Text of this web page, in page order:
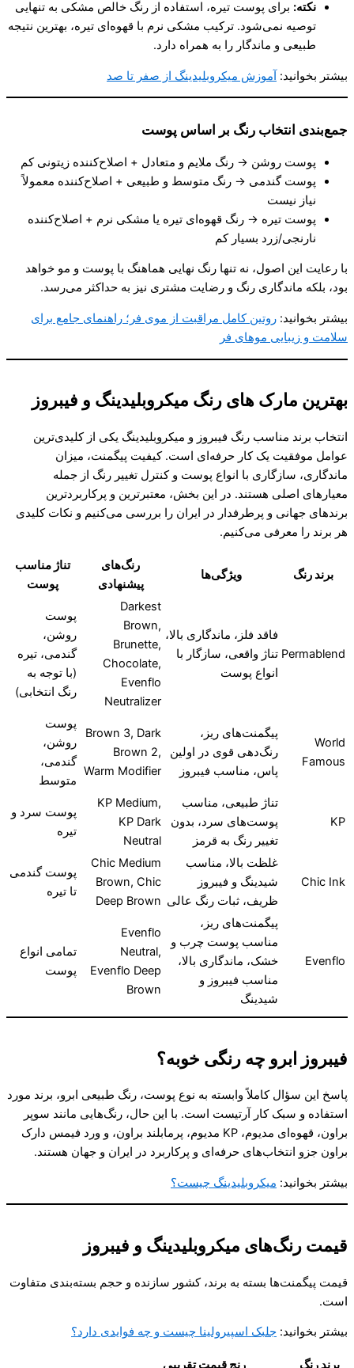
نکته:برای پوست تیره، استفاده از رنگ خالص مشکی به تنهایی
توصیه نمی‌شود. ترکیب مشکی نرم با قهوه‌ای تیره، بهترین نتیجه
طبیعی و ماندگار را به همراه دارد.
بیشتر بخوانید:آموزش میکروبلیدینگ از صفر تا صد
جمع‌بندی انتخاب رنگ بر اساس پوست
پوست روشن → رنگ ملایم و متعادل + اصلاح‌کننده زیتونی کم
پوست گندمی → رنگ متوسط و طبیعی + اصلاح‌کننده معمولاً
نیاز نیست
پوست تیره → رنگ قهوه‌ای تیره یا مشکی نرم + اصلاح‌کننده
نارنجی/زرد بسیار کم
با رعایت این اصول، نه ‌تنها رنگ نهایی هماهنگ با پوست و مو خواهد
بود، بلکه ماندگاری رنگ و رضایت مشتری نیز به حداکثر می‌رسد.
بیشتر بخوانید:روتین کامل مراقبت از موی فر؛ راهنمای جامع برای
سلامت و زیبایی موهای فر
بهترین مارک های رنگ میکروبلیدینگ و فیبروز
انتخاب برند مناسب رنگ فیبروز و میکروبلیدینگ یکی از کلیدی‌ترین
عوامل موفقیت یک کار حرفه‌ای است. کیفیت پیگمنت، میزان
ماندگاری، سازگاری با انواع پوست و کنترل تغییر رنگ از جمله
معیارهای اصلی هستند. در این بخش، معتبرترین و پرکاربردترین
برندهای جهانی و پرطرفدار در ایران را بررسی می‌کنیم و نکات کلیدی
هر برند را معرفی می‌کنیم.
برند رنگ ویژگی‌ها
رنگ‌های
پیشنهادی
تناژ مناسب
پوست
Permablend
فاقد فلز، ماندگاری بالا،
تناژ واقعی، سازگار با
انواع پوست
Darkest
Brown,
Brunette,
Chocolate,
Evenflo
Neutralizer
پوست
روشن،
گندمی، تیره
(با توجه به
رنگ انتخابی)
World
Famous
پیگمنت‌های ریز،
رنگ‌دهی قوی در اولین
پاس، مناسب فیبروز
Brown 3, Dark
Brown 2,
Warm Modifier
پوست
روشن،
گندمی،
متوسط
KP
تناژ طبیعی، مناسب
پوست‌های سرد، بدون
تغییر رنگ به قرمز
KP Medium,
KP Dark
Neutral
پوست سرد و
تیره
Chic Ink
غلظت بالا، مناسب
شیدینگ و فیبروز
ظریف، ثبات رنگ عالی
Chic Medium
Brown, Chic
Deep Brown
پوست گندمی
تا تیره
Evenflo
پیگمنت‌های ریز،
مناسب پوست چرب و
خشک، ماندگاری بالا،
مناسب فیبروز و
شیدینگ
Evenflo
Neutral,
Evenflo Deep
Brown
تمامی انواع
پوست
فیبروز ابرو چه رنگی خوبه؟
پاسخ این سؤال کاملاً وابسته به نوع پوست، رنگ طبیعی ابرو، برند مورد
استفاده و سبک کار آرتیست است. با این حال، رنگ‌هایی مانند سوپر
براون، قهوه‌ای مدیوم، KP مدیوم، پرمابلند براون، و ورد فیمس دارک
براون جزو انتخاب‌های حرفه‌ای و پرکاربرد در ایران و جهان هستند.
بیشتر بخوانید:میکروبلیدینگ چیست؟
قیمت رنگ‌های میکروبلیدینگ و فیبروز
قیمت پیگمنت‌ها بسته به برند، کشور سازنده و حجم بسته‌بندی متفاوت
است.
بیشتر بخوانید:جلبک اسپیرولینا چیست و چه فوایدی دارد؟
برند رنگ
رنج قیمت تقریبی